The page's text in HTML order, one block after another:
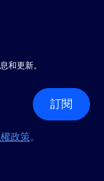
和更新。
訂閱
政策。